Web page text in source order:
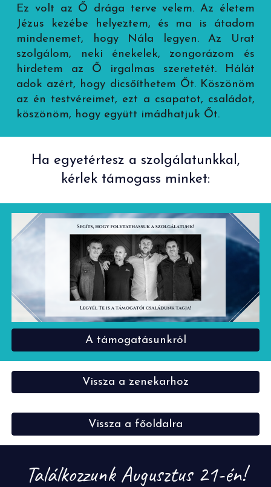
Ez volt az Ő drága terve velem. Az életem
Jézus kezébe helyeztem, és ma is átadom
mindenemet, hogy Nála legyen. Az Urat
szolgálom, neki énekelek, zongorázom és
hirdetem az Ő irgalmas szeretetét. Hálát
adok azért, hogy dicsőíthetem Őt. Köszönöm
az én testvéreimet, ezt a csapatot, családot,
köszönöm, hogy együtt imádhatjuk Őt.
Ha egyetértesz a szolgálatunkkal,
kérlek támogass minket:
A támogatásunkról
Vissza a zenekarhoz
Vissza a főoldalra
Találkozzunk Augusztus 21-én!